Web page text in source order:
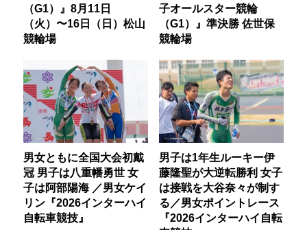
（G1）』8月11日
（火）〜16日（日）松山
競輪場
子オールスター競輪
（G1）』準決勝 佐世保
競輪場
男女ともに全国大会初戴
冠 男子は八重幡勇世 女
子は阿部陽海 ／男女ケイ
リン『2026インターハイ
自転車競技』
男子は1年生ルーキー伊
藤隆聖が大逆転勝利 女子
は接戦を大谷奈々が制す
る／男女ポイントレース
『2026インターハイ自転